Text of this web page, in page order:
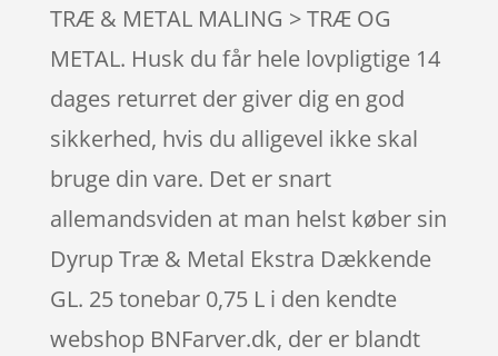
TRÆ & METAL MALING > TRÆ OG
METAL. Husk du får hele lovpligtige 14
dages returret der giver dig en god
sikkerhed, hvis du alligevel ikke skal
bruge din vare. Det er snart
allemandsviden at man helst køber sin
Dyrup Træ & Metal Ekstra Dækkende
GL. 25 tonebar 0,75 L i den kendte
webshop BNFarver.dk, der er blandt